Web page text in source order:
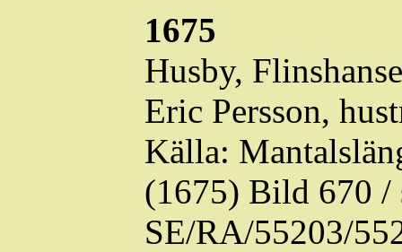
1675
Husby,
Eric Persson,
Källa:
(1675) Bild 670
SE/RA/55203/